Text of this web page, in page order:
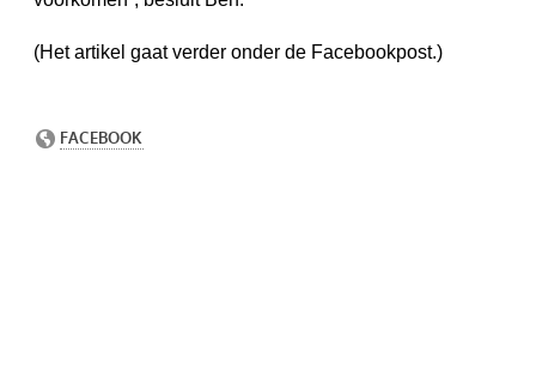
(Het artikel gaat verder onder de Facebookpost.)